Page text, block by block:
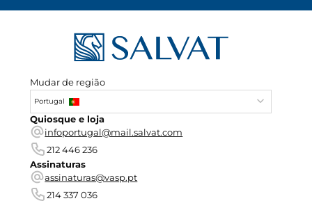
Mudar de região
Portugal
Quiosque e loja
infoportugal@mail.salvat.com
212 446 236
Assinaturas
assinaturas@vasp.pt
214 337 036